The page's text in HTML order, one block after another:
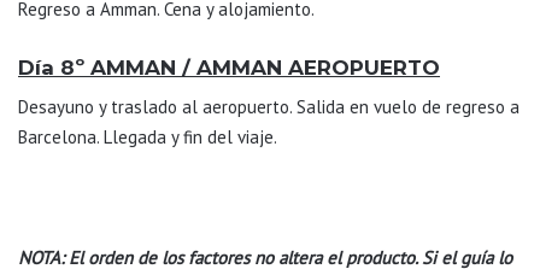
Regreso a Amman. Cena y alojamiento.
Día 8º AMMAN / AMMAN AEROPUERTO
Desayuno y traslado al aeropuerto. Salida en vuelo de regreso a
Barcelona. Llegada y fin del viaje.
NOTA: El orden de los factores no altera el producto. Si el guía lo